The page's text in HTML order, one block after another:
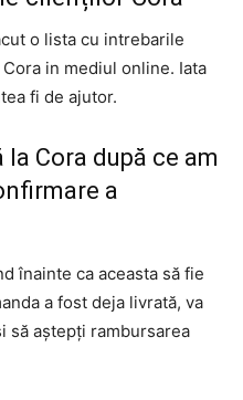
o lista cu intrebarile
in mediul online. Iata
fi de ajutor.
Cora după ce am
a
înainte ca aceasta să fie
a fost deja livrată, va
să aștepți rambursarea